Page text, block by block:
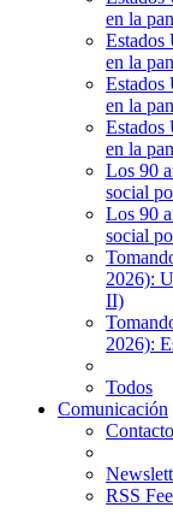
en la
Estados
en la
Estados
en la
Estados
en la
Los 90
social
Los 90
social
2026):
II)
2026):
Todos
Comunicación
Contacto
RSS